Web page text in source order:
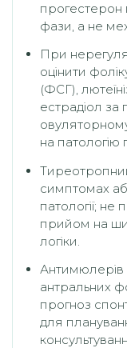
прогестерон
фази, а не
При
оцінити
(ФСГ),
естрадіол за
на патологію
симптомах
патології;
прийом на
логіки.
Антимюлерів
антральних
прогноз
для